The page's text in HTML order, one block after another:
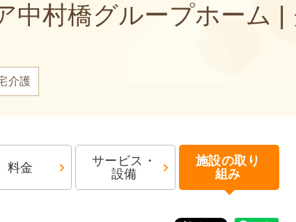
中村橋グループホーム |
介護
料金
サービス・
設備
施設の取り
組み